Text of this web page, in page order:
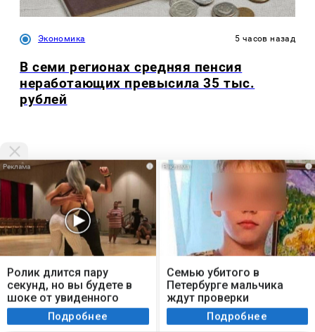
Экономика 5 часов назад
В семи регионах средняя пенсия
неработающих превысила 35 тыс.
рублей
Размещение рекламы
+7 (917) 911-22-52
andrey@prokazan.ru
Прайс-лист
Наши менеджеры
Мы используем cookie. Во время посещения сайта
вы соглашаетесь с тем, что мы обрабатываем
ваши персональные данные с использованием
метрик Яндекс Метрика, top.mail.ru, LiveInternet.
Я согласен
i
Ролик длится пару
секунд, но вы будете в
шоке от увиденного
Подробнее
i
Семью убитого в
Петербурге мальчика
ждут проверки
Подробнее